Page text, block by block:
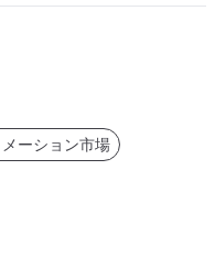
ーション市場